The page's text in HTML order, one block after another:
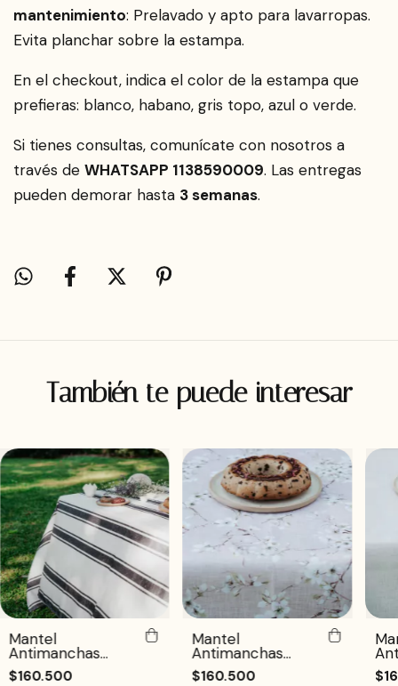
mantenimiento: Prelavado y apto para lavarropas.
Evita planchar sobre la estampa.
En el checkout, indica el color de la estampa que
prefieras: blanco, habano, gris topo, azul o verde.
Si tienes consultas, comunícate con nosotros a
través de WHATSAPP 1138590009. Las entregas
pueden demorar hasta 3 semanas.
También te puede interesar
Mantel
Antimanchas
Ebano
$160.500
Mantel
Antimanchas
Fiore
$160.500